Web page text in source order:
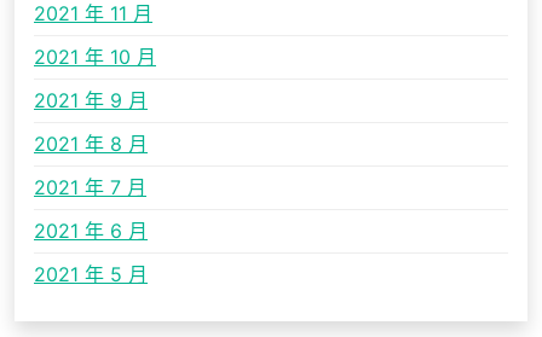
2021 年 11 月
2021 年 10 月
2021 年 9 月
2021 年 8 月
2021 年 7 月
2021 年 6 月
2021 年 5 月